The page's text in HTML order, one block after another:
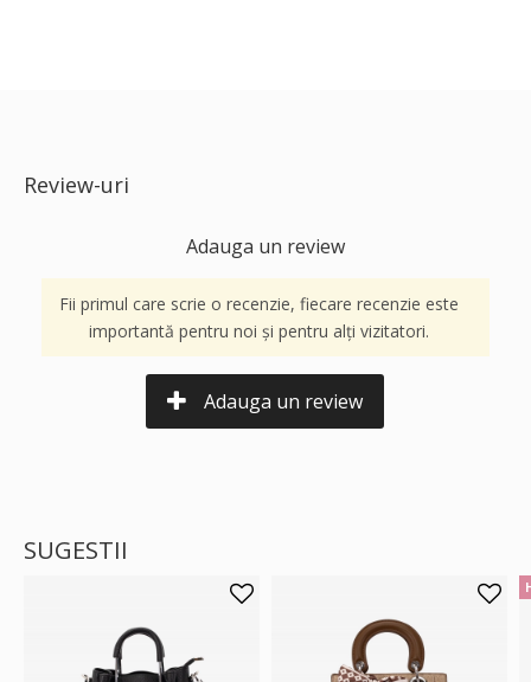
Review-uri
Adauga un review
Fii primul care scrie o recenzie, fiecare recenzie este
importantă pentru noi și pentru alți vizitatori.
Adauga un review
SUGESTII